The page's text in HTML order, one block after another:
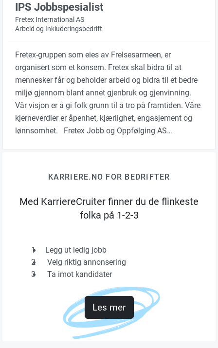
IPS Jobbspesialist
Fretex International AS
Arbeid og Inkluderingsbedrift
Fretex-gruppen som eies av Frelsesarmeen, er
organisert som et konsern. Fretex skal bidra til at
mennesker får og beholder arbeid og bidra til et bedre
miljø gjennom blant annet gjenbruk og gjenvinning.
Vår visjon er å gi folk grunn til å tro på framtiden. Våre
kjerneverdier er åpenhet, kjærlighet, engasjement og
lønnsomhet. Fretex Jobb og Oppfølging AS…
KARRIERE.NO FOR BEDRIFTER
Med KarriereCruiter finner du de flinkeste
folka på 1-2-3
1
Legg ut ledig jobb
2
Velg riktig annonsering
3
Ta imot kandidater
Les mer